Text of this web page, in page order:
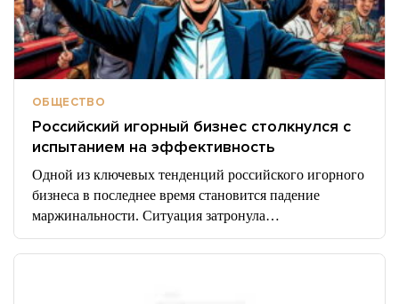
ОБЩЕСТВО
Российский игорный бизнес столкнулся с
испытанием на эффективность
Одной из ключевых тенденций российского игорного
бизнеса в последнее время становится падение
маржинальности. Ситуация затронула…